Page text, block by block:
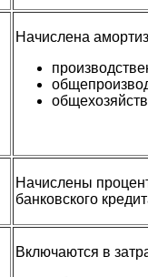
Начислена
Начислены
банковского
Включаются в